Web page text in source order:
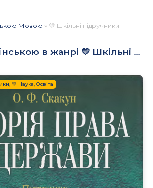
Мовою » 💛 Шкільні підручники
Книги українською в жанрі 💛 Шкільні підручники
💛 Наука, Освіта